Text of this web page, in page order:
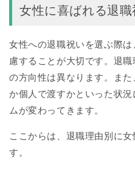
女性に喜ばれる退
女性への退職祝いを選ぶ際
慮することが大切です。退
の方向性は異なります。ま
か個人で渡すかといった状
ムが変わってきます。
ここからは、退職理由別に
す。